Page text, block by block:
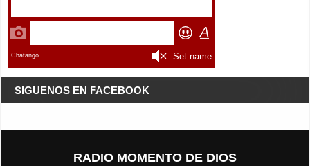
SIGUENOS EN FACEBOOK
RADIO MOMENTO DE DIOS